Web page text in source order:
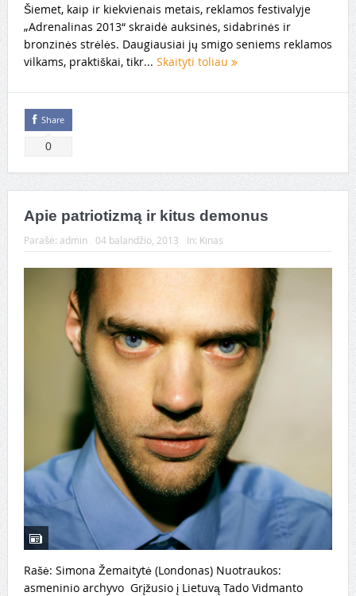
Šiemet, kaip ir kiekvienais metais, reklamos festivalyje
„Adrenalinas 2013“ skraidė auksinės, sidabrinės ir
bronzinės strėlės. Daugiausiai jų smigo seniems reklamos
vilkams, praktiškai, tikr... Skaityti toliau
Share
0
Apie patriotizmą ir kitus demonus
Parašė: admin 04 balandžio, 2013 In: Kinas
Rašė: Simona Žemaitytė (Londonas) Nuotraukos:
asmeninio archyvo Grįžusio į Lietuvą Tado Vidmanto